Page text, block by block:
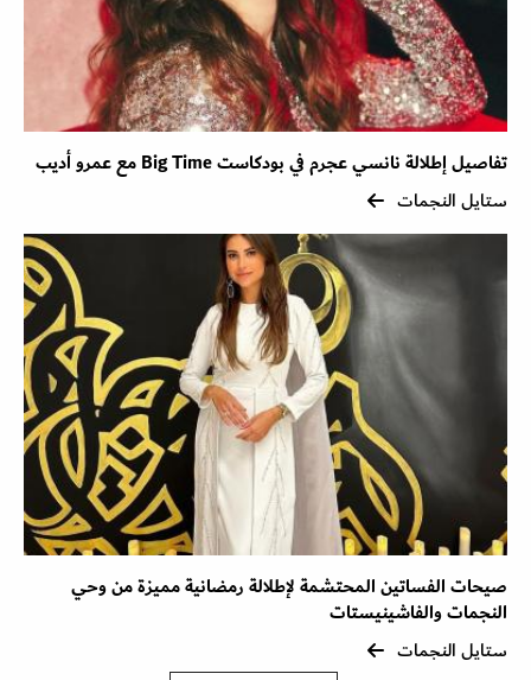
تفاصيل إطلالة نانسي عجرم في بودكاست Big Time مع عمرو أديب
ستايل النجمات
صيحات الفساتين المحتشمة لإطلالة رمضانية مميزة من وحي
النجمات والفاشينيستات
ستايل النجمات